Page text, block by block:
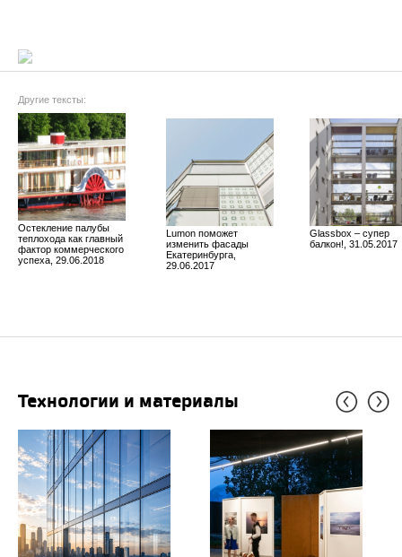
Другие тексты:
Остекление палубы
теплохода как главный
фактор коммерческого
успеха, 29.06.2018
Lumon поможет
изменить фасады
Екатеринбурга,
29.06.2017
Glassbox – супер
балкон!, 31.05.2017
Технологии и материалы